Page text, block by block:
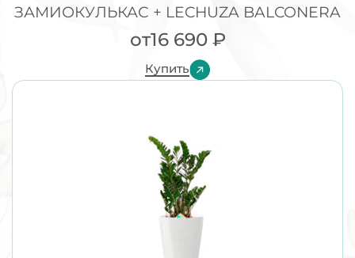
ЗАМИОКУЛЬКАС + LECHUZA BALCONERA
от16 690 ₽
Купить